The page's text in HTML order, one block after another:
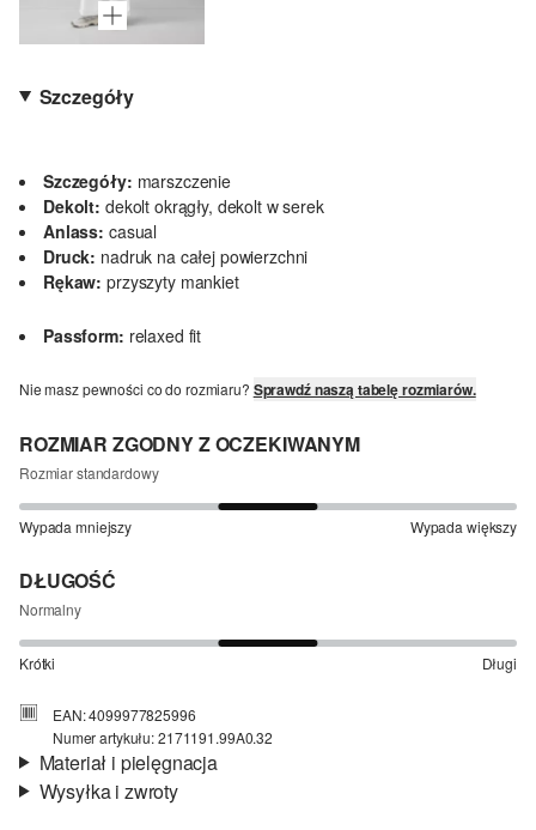
Szczegóły
Szczegóły: marszczenie
Dekolt: dekolt okrągły, dekolt w serek
Anlass: casual
Druck: nadruk na całej powierzchni
Rękaw: przyszyty mankiet
Passform: relaxed fit
Nie masz pewności co do rozmiaru? Sprawdź naszą tabelę rozmiarów.
ROZMIAR ZGODNY Z OCZEKIWANYM
Rozmiar standardowy
Wypada mniejszy Wypada większy
DŁUGOŚĆ
Normalny
Krótki Długi
EAN: 4099977825996
Numer artykułu: 2171191.99A0.32
Materiał i pielęgnacja
Wysyłka i zwroty